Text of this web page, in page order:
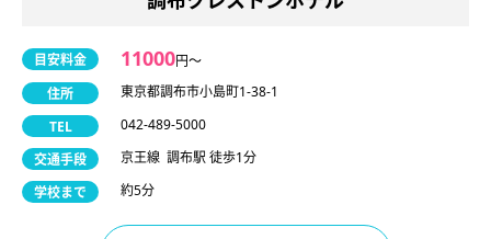
目安料金 11000円〜
住所
東京都調布市小島町1-38-1
TEL
042-489-5000
交通手段
京王線 調布駅 徒歩1分
学校まで
約5分